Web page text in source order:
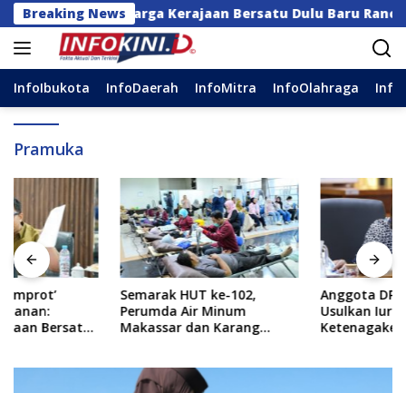
Langsung
ke
konten
Breaking News
Keluarga Kerajaan Bersatu Dulu Baru Rancang
InfoIbukota InfoDaerah InfoMitra InfoOlahraga
Pramuka
Semarak HUT ke-102,
Perumda Air Minum
Makassar dan Karang
Anggota DPR Vita Ervina
Usulkan Iuran BPJS
Ketenagakerjaan Pekerja